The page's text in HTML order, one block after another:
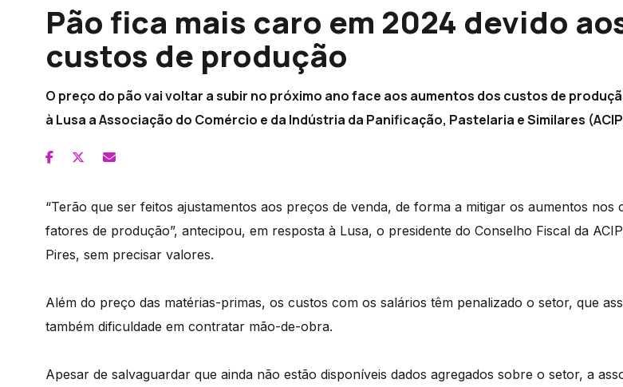
Pão fica mais caro em 2024 devido
custos de produção
O preço do pão vai voltar a subir no próximo ano face aos aumentos dos custos de
à Lusa a Associação do Comércio e da Indústria da Panificação, Pastelaria e Similares
“Terão que ser feitos ajustamentos aos preços de venda, de forma a mitigar os aumentos nos
fatores de produção”, antecipou, em resposta à Lusa, o presidente do Conselho Fiscal da
Pires, sem precisar valores.
Além do preço das matérias-primas, os custos com os salários têm penalizado o setor, que
também dificuldade em contratar mão-de-obra.
Apesar de salvaguardar que ainda não estão disponíveis dados agregados sobre o setor, a